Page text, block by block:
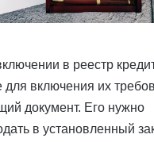
в реестр
для включения их
документ. Его нужно
в установленный